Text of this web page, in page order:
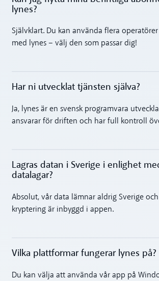
lynes?
Självklart. Du kan använda flera
med lynes – välj den som passar dig!
Toggle accordion
Har ni utvecklat tjänsten själva?
Ja, lynes är en svensk programvara
ansvarar för driften och har full kontroll
Lagras datan i Sverige i enlighet
datalagar?
Absolut, vår data lämnar aldrig Sverige
kryptering är inbyggd i appen.
Toggle accordion
Vilka plattformar fungerar lynes på?
Du kan välja att använda vår app på